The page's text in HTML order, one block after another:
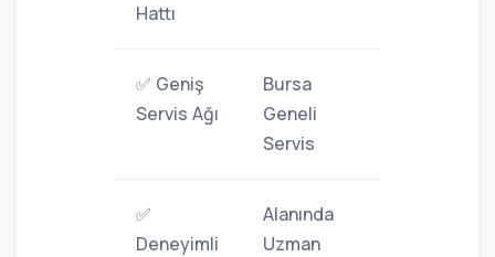
Hattı
✅ Geniş
Servis Ağı
Bursa
Geneli
Servis
✅
Deneyimli
Alanında
Uzman